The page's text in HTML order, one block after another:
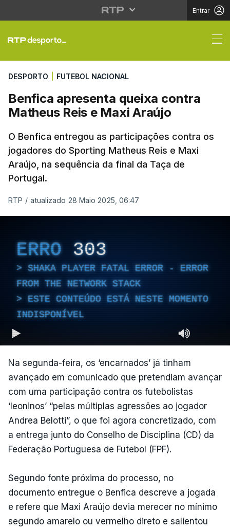
Entrar
Benfica apresenta
DESPORTO FUTEBOL NACIONAL
Benfica apresenta queixa contra
Matheus Reis e Maxi Araújo
O Benfica entregou as participações contra os
jogadores do Sporting Matheus Reis e Maxi
Araújo, na sequência da final da Taça de
Portugal.
RTP / atualizado 28 Maio 2025, 06:47
ERRO 303
SHAKA PLAYER FATAL ERROR - ERROR
FROM THE NETWORK STACK
ESTE CONTEÚDO ESTÁ NESTE MOMENTO
INDISPONÍVEL
Na segunda-feira, os ‘encarnados’ já tinham
avançado em comunicado que pretendiam avançar
com uma participação contra os futebolistas
‘leoninos’ “pelas múltiplas agressões ao jogador
Andrea Belotti”, o que foi agora concretizado, com
a entrega junto do Conselho de Disciplina (CD) da
Federação Portuguesa de Futebol (FPF).
Segundo fonte próxima do processo, no
documento entregue o Benfica descreve a jogada
e refere que Maxi Araújo devia merecer no mínimo
segundo amarelo ou vermelho direto e salientou